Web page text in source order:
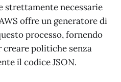
strettamente necessarie
offre un generatore di
processo, fornendo
creare politiche senza
il codice JSON.